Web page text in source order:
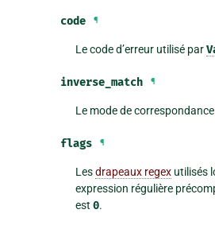
code ¶
Le code d’erreur utilisé par
inverse_match ¶
Le mode de
flags ¶
Lesdrapeaux regex utilisés
expression régulière
est0.